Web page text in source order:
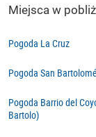
Miejsca w
Pogoda La Cruz
Pogoda San
Pogoda Barrio del
Bartolo)